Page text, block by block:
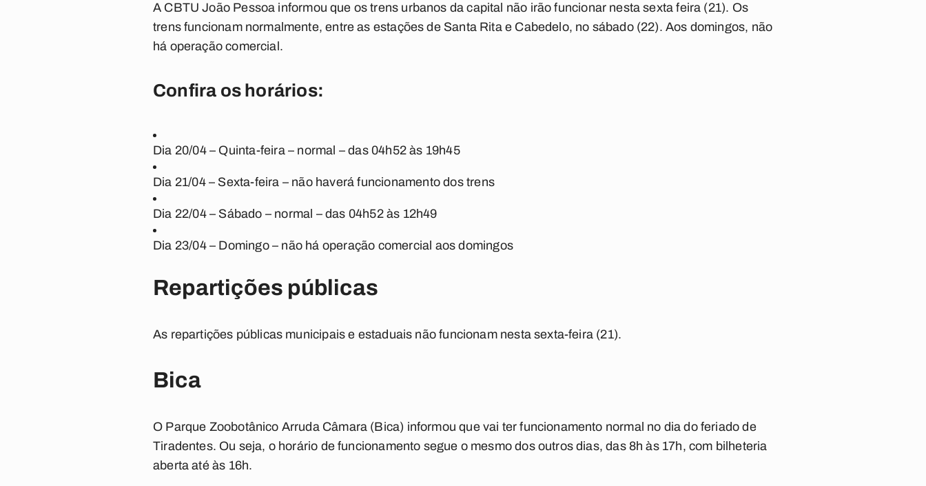
A CBTUJoão Pessoa informou que os trens urbanos da capital não irão funcionar nesta sexta feira (21). Os
trens funcionam normalmente, entre as estações de Santa Rita e Cabedelo, no sábado (22). Aos domingos, não
há operação comercial.
Confira os horários:
Dia 20/04 – Quinta-feira – normal – das 04h52 às 19h45
Dia 21/04 – Sexta-feira – não haverá funcionamento dos trens
Dia 22/04 – Sábado – normal – das 04h52 às 12h49
Dia 23/04 – Domingo – não há operação comercial aos domingos
Repartições públicas
As repartições públicas municipais e estaduais não funcionam nesta sexta-feira (21).
Bica
O Parque Zoobotânico Arruda Câmara (Bica) informou que vai ter funcionamento normal no dia do feriado de
Tiradentes. Ou seja, o horário de funcionamento segue o mesmo dos outros dias, das 8h às 17h, com bilheteria
aberta até às 16h.